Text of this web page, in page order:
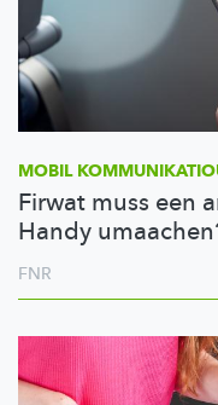
MOBIL
Firwat muss een
Handy
FNR